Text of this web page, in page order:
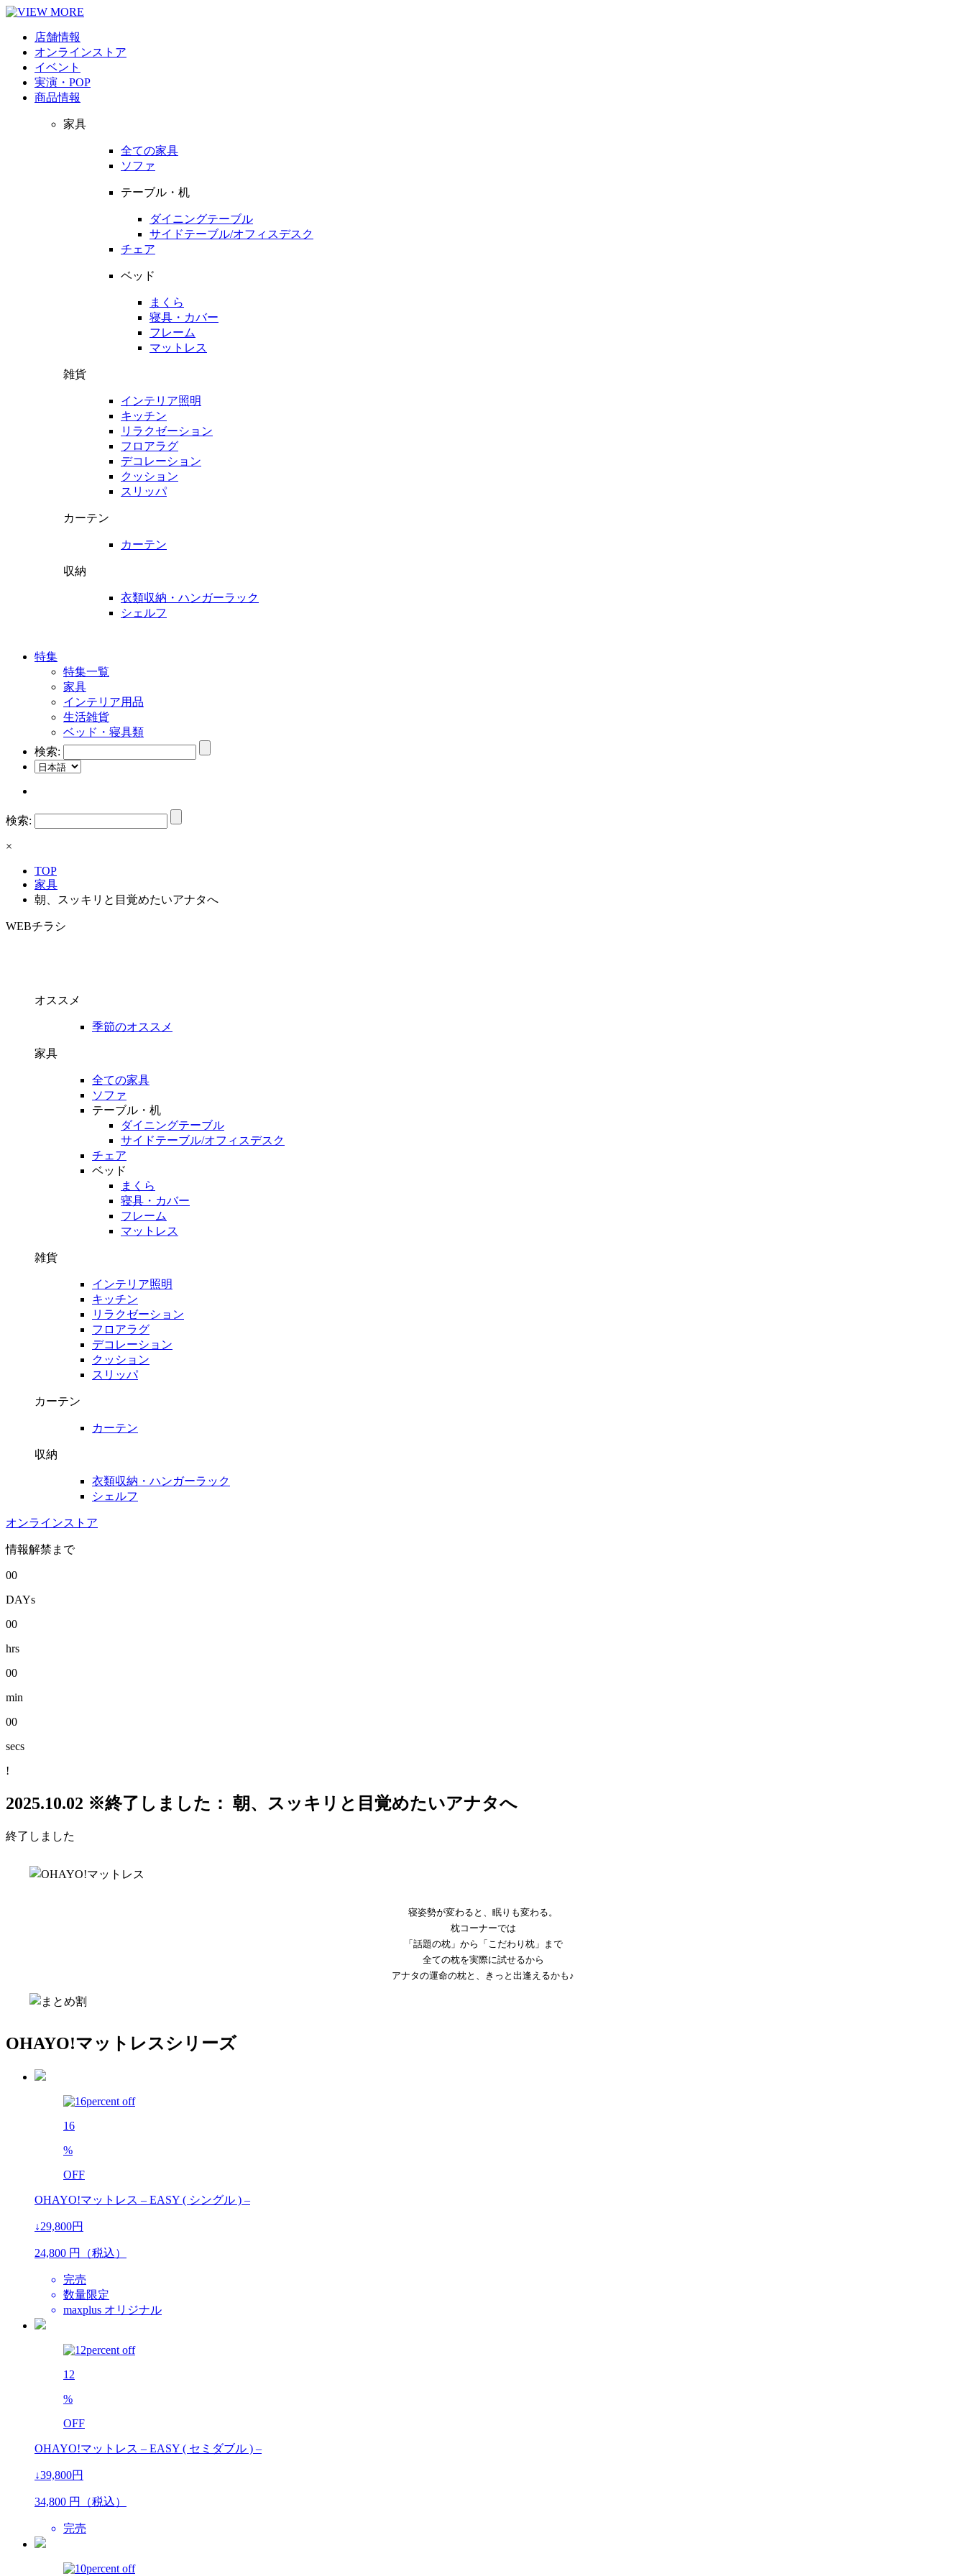
店舗情報
オンラインストア
イベント
実演・POP
商品情報
家具
全ての家具
ソファ
テーブル・机
ダイニングテーブル
サイドテーブル/オフィスデスク
チェア
ベッド
まくら
寝具・カバー
フレーム
マットレス
雑貨
インテリア照明
キッチン
リラクゼーション
フロアラグ
デコレーション
クッション
スリッパ
カーテン
カーテン
収納
衣類収納・ハンガーラック
シェルフ
特集
特集一覧
家具
インテリア用品
生活雑貨
ベッド・寝具類
検索:
検索:
×
TOP
家具
朝、スッキリと目覚めたいアナタへ
WEBチラシ
オススメ
季節のオススメ
家具
全ての家具
ソファ
テーブル・机
ダイニングテーブル
サイドテーブル/オフィスデスク
チェア
ベッド
まくら
寝具・カバー
フレーム
マットレス
雑貨
インテリア照明
キッチン
リラクゼーション
フロアラグ
デコレーション
クッション
スリッパ
カーテン
カーテン
収納
衣類収納・ハンガーラック
シェルフ
オンラインストア
情報解禁まで
00
DAYs
00
hrs
00
min
00
secs
!
2025.10.02 ※終了しました： 朝、スッキリと目覚めたいアナタへ
終了しました
寝姿勢が変わると、眠りも変わる。
枕コーナーでは
「話題の枕」から「こだわり枕」まで
全ての枕を実際に試せるから
アナタの運命の枕と、きっと出逢えるかも♪
OHAYO!マットレスシリーズ
16
%
OFF
OHAYO!マットレス – EASY ( シングル ) –
↓29,800円
24,800 円（税込）
完売
数量限定
maxplus オリジナル
12
%
OFF
OHAYO!マットレス – EASY ( セミダブル ) –
↓39,800円
34,800 円（税込）
完売